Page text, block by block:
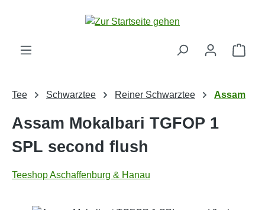
Zum Hauptinhalt springen
Tee Schwarztee Reiner Schwarztee Assam
Assam Mokalbari TGFOP 1
SPL second flush
Teeshop Aschaffenburg & Hanau